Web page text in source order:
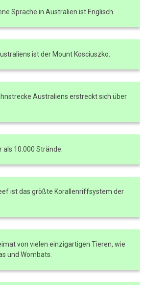
Sprache in Australien ist Englisch.
ist der Mount Kosciuszko.
Australiens erstreckt sich über
10.000 Strände.
ist das größte Korallenriffsystem der
von vielen einzigartigen Tieren, wie
und Wombats.